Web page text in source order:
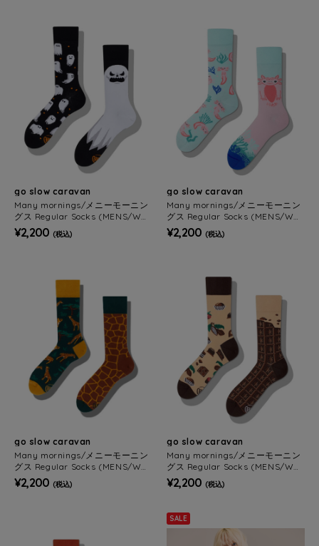
go slow caravan
Many mornings/メニーモーニン
グス Regular Socks (MENS/WO
MENS)
¥2,200 (税込)
go slow caravan
Many mornings/メニーモーニン
グス Regular Socks (MENS/WO
MENS)
¥2,200 (税込)
go slow caravan
Many mornings/メニーモーニン
グス Regular Socks (MENS/WO
MENS)
¥2,200 (税込)
go slow caravan
Many mornings/メニーモーニン
グス Regular Socks (MENS/WO
MENS)
¥2,200 (税込)
SALE